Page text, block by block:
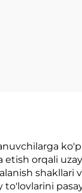
orqali
shakllari